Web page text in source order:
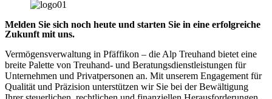
Melden Sie sich noch heute und starten Sie in eine erfolgreiche
Zukunft mit uns.
Vermögensverwaltung in Pfäffikon – die Alp Treuhand bietet eine
breite Palette von Treuhand- und Beratungsdienstleistungen für
Unternehmen und Privatpersonen an. Mit unserem Engagement für
Qualität und Präzision unterstützen wir Sie bei der Bewältigung